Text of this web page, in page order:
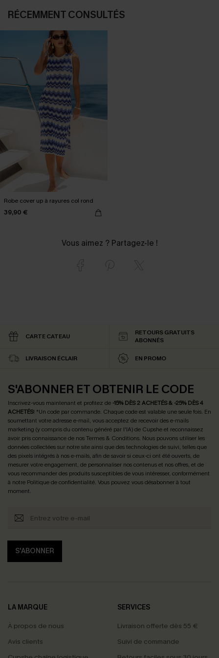
RÉCEMMENT CONSULTÉS
Robe cover up à rayures col rond
39,90 €
Vous aimez ? Partagez-le !
CARTE CATEAU
RETOURS GRATUITS
ABONNÉS
LIVRAISON ÉCLAIR EN PROMO
S'ABONNER ET OBTENIR LE CODE
Inscrivez-vous maintenant et profitez de -15% DÈS 2 ACHETÉS & -25% DÈS 4
ACHETÉS! *Un code par commande. Chaque code est valable une seule fois. En
soumettant votre adresse e-mail, vous acceptez de recevoir des e-mails
marketing (y compris du contenu généré par l'IA) de Cupshe et reconnaissez
avoir pris connaissance de nosTermes & Conditions. Nous pouvons utiliser les
données collectées sur notre site ainsi que des technologies de suivi, telles que
des pixels intégrés à nos e-mails, afin de savoir si ceux-ci ont été ouverts, de
mesurer votre engagement, de personnaliser nos contenus et nos offres, et de
vous recommander des produits susceptibles de vous intéresser, conformément
à notre Politique de confidentialité. Vous pouvez vous désabonner à tout
moment.
S'ABONNER
LA MARQUE
À propos de nous
Avis clients
SERVICES
Livraison offerte dès 55 €
Suivi de commande